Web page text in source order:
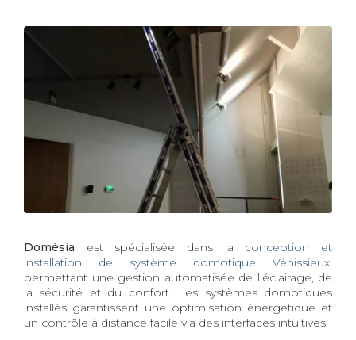
Domésia est spécialisée dans la conception et
installation de système domotique Vénissieux
permettant une gestion automatisée de l'éclairage, de
la sécurité et du confort. Les systèmes domotiques
installés garantissent une optimisation énergétique et
un contrôle à distance facile via des interfaces intuitives.